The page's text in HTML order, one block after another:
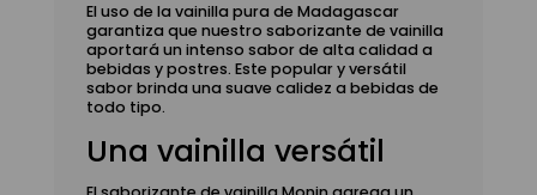
El uso de la vainilla pura de Madagascar
garantiza que nuestro saborizante de vainilla
aportará un intenso sabor de alta calidad a
bebidas y postres. Este popular y versátil
sabor brinda una suave calidez a bebidas de
todo tipo.
Una vainilla versátil